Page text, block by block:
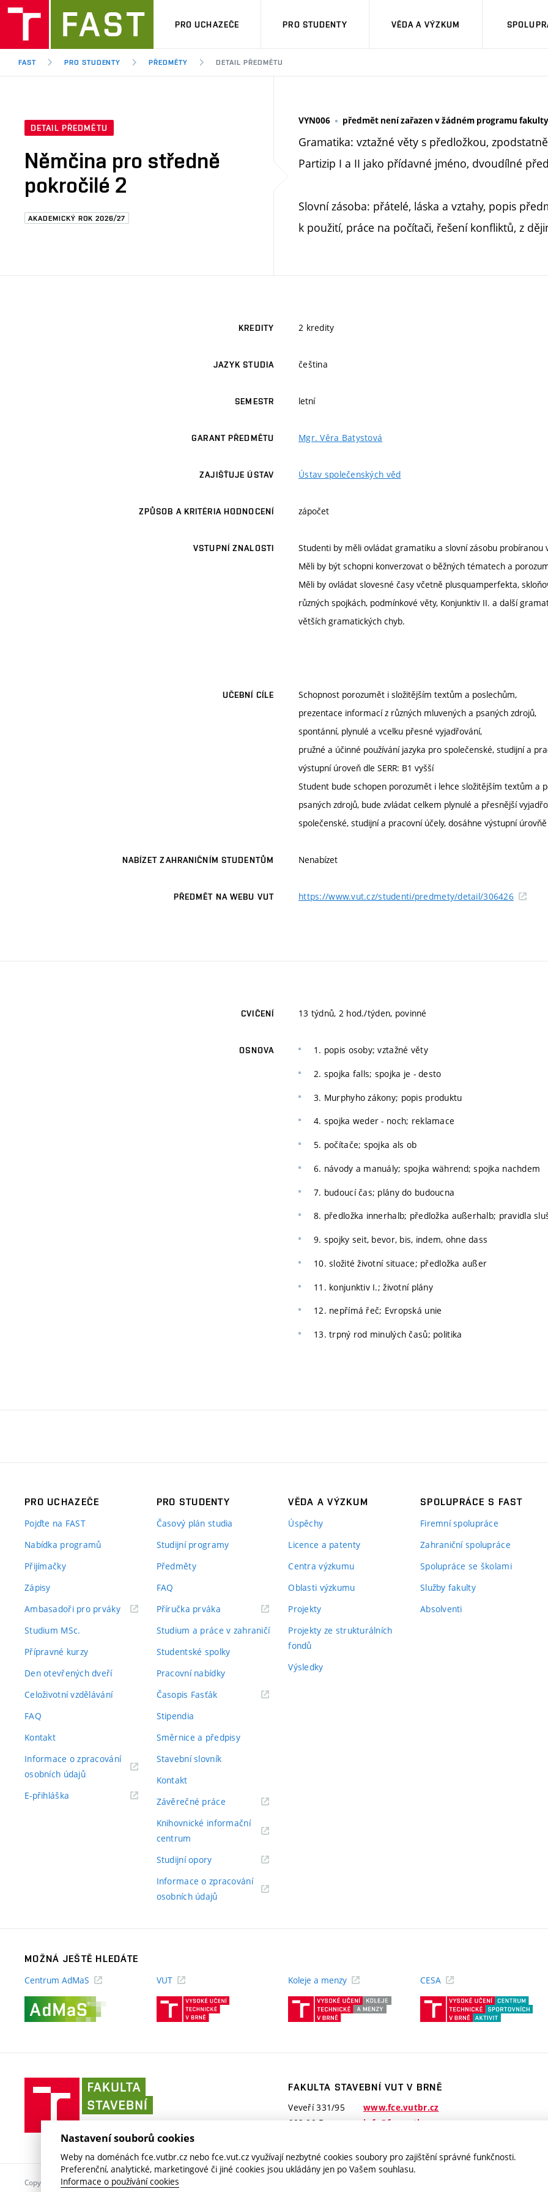
PRO UCHAZEČE PRO STUDENTY VĚDA A VÝZKUM
FAST PRO STUDENTY PŘEDMĚTY DETAIL PŘEDMĚTU
DETAIL PŘEDMĚTU
Němčina pro středně
pokročilé 2
AKADEMICKÝ ROK 2026/27
VYN006 předmět není zařazen v žádném programu fakulty
Gramatika: vztažné věty s předložkou,
Partizip I a II jako přídavné jméno, dvoudílné
Slovní zásoba: přátelé, láska a vztahy, popis
k použití, práce na počítači, řešení konfliktů, z
KREDITY 2 kredity
JAZYK STUDIA čeština
SEMESTR letní
GARANT PŘEDMĚTU Mgr. Věra Batystová
ZAJIŠŤUJE ÚSTAV Ústav společenských věd
ZPŮSOB A KRITÉRIA HODNOCENÍ zápočet
VSTUPNÍ ZNALOSTI
Studenti by měli ovládat gramatiku a slovní zásobu probíranou
Měli by být schopni konverzovat o běžných tématech a
Měli by ovládat slovesné časy včetně plusquamperfekta,
různých spojkách, podmínkové věty, Konjunktiv II. a další
větších gramatických chyb.
UČEBNÍ CÍLE
Schopnost porozumět i složitějším textům a poslechům,
prezentace informací z různých mluvených a psaných zdrojů,
spontánní, plynulé a vcelku přesné vyjadřování,
pružné a účinné používání jazyka pro společenské, studijní a
výstupní úroveň dle SERR: B1 vyšší
Student bude schopen porozumět i lehce složitějším textům a
psaných zdrojů, bude zvládat celkem plynulé a přesnější
společenské, studijní a pracovní účely, dosáhne výstupní úrovňě
NABÍZET ZAHRANIČNÍM STUDENTŮM Nenabízet
PŘEDMĚT NA WEBU VUT https://www.vut.cz/studenti/predmety/detail/306426
CVIČENÍ 13 týdnů, 2 hod./týden, povinné
OSNOVA 1. popis osoby; vztažné věty
2. spojka falls; spojka je - desto
3. Murphyho zákony; popis produktu
4. spojka weder - noch; reklamace
5. počítače; spojka als ob
6. návody a manuály; spojka während; spojka nachdem
7. budoucí čas; plány do budoucna
8. předložka innerhalb; předložka außerhalb; pravidla
9. spojky seit, bevor, bis, indem, ohne dass
10. složité životní situace; předložka außer
11. konjunktiv I.; životní plány
12. nepřímá řeč; Evropská unie
13. trpný rod minulých časů; politika
PRO UCHAZEČE
Pojďte na FAST
Nabídka programů
Přijímačky
Zápisy
Ambasadoři pro prváky(externí
Studium MSc.
Přípravné kurzy
Den otevřených dveří
Celoživotní vzdělávání
FAQ
Kontakt
Informace o zpracování
osobních údajů(externí
E-přihláška
PRO STUDENTY
Časový plán studia
Studijní programy
Předměty
FAQ
Příručka prváka(externí
Studium a práce v zahraničí
Studentské spolky
Pracovní nabídky
Časopis Fasťák(externí
Stipendia
Směrnice a předpisy
Stavební slovník
Kontakt
Závěrečné práce(externí
Knihovnické informační
centrum
Studijní opory(externí
Informace o zpracování
osobních údajů(externí
VĚDA A VÝZKUM
Úspěchy
Licence a patenty
Centra výzkumu
Oblasti výzkumu
Projekty
Projekty ze strukturálních
fondů
Výsledky
SPOLUPRÁCE S FAST
Firemní spolupráce
Zahraniční spolupráce
Spolupráce se školami
Služby fakulty
Absolventi
MOŽNÁ JEŠTĚ HLEDÁTE
Centrum AdMaS
VUT
(externí
Koleje a menzy
(externí
CESA
stavební
VUT
Brně
FAKULTA STAVEBNÍ VUT V BRNĚ
Veveří 331/95
602 00 Brno
www.fce.vutbr.cz
info@fce.vutbr.cz
Copyright © 2026 VUT v Brně
Nastavení souborů cookies
Weby na doménách fce.vutbr.cz nebo fce.vut.cz využívají nezbytné cookies soubory pro zajištění správné funkčnosti.
Preferenční, analytické, marketingové či jiné cookies jsou ukládány jen po Vašem souhlasu.
Informace o používání cookies